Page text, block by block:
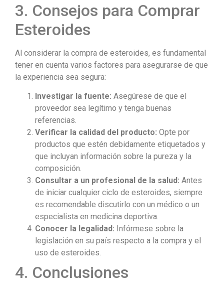
3. Consejos para Comprar
Esteroides
Al considerar la compra de esteroides, es fundamental
tener en cuenta varios factores para asegurarse de que
la experiencia sea segura:
Investigar la fuente: Asegúrese de que el
proveedor sea legítimo y tenga buenas
referencias.
Verificar la calidad del producto: Opte por
productos que estén debidamente etiquetados y
que incluyan información sobre la pureza y la
composición.
Consultar a un profesional de la salud: Antes
de iniciar cualquier ciclo de esteroides, siempre
es recomendable discutirlo con un médico o un
especialista en medicina deportiva.
Conocer la legalidad: Infórmese sobre la
legislación en su país respecto a la compra y el
uso de esteroides.
4. Conclusiones